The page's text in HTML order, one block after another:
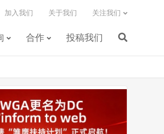
合作 投稿我们
加入我们 关于我们 关注我们